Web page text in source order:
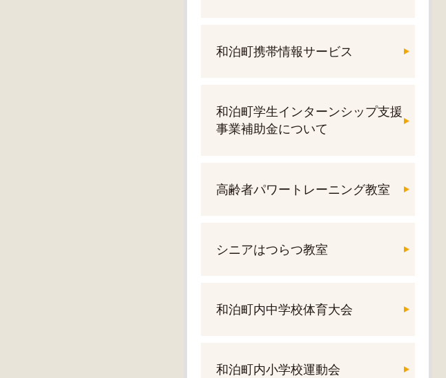
和泊町携帯情報サービス
和泊町学生インターンシップ支援
事業補助金について
高齢者パワートレーニング教室
シニアはつらつ教室
和泊町内中学校体育大会
和泊町内小学校運動会